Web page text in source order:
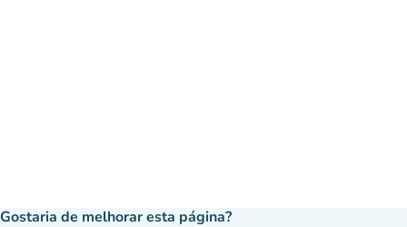
Gostaria de melhorar esta página?